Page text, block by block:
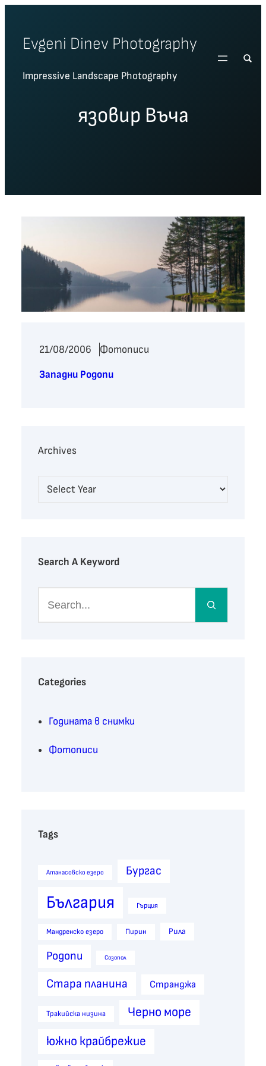
content
Evgeni Dinev Photography
Impressive Landscape Photography
язовир Въча
21/08/2006
Фотописи
Западни Родопи
Archives
Search A Keyword
h
Categories
Годината в снимки
Фотописи
Tags
Атанасовско езеро Бургас
България Гърция
Мандренско езеро Пирин Рила
Родопи Созопол
Стара планина Странджа
Тракийска низина
Черно море
южно крайбрежие